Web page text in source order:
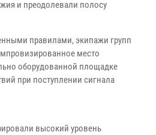
и преодолевали полосу
правилами, экипажи групп
место
оборудованной площадке
при поступлении сигнала
высокий уровень